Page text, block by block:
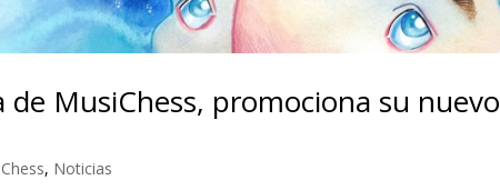
de MusiChess, promociona su nuevo
, Noticias